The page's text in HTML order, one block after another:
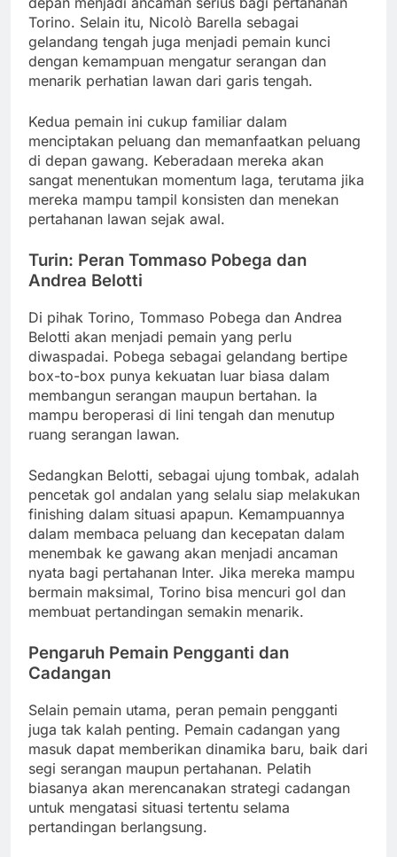
Torino. Selain itu, Nicolò Barella sebagai
gelandang tengah juga menjadi pemain kunci
dengan kemampuan mengatur serangan dan
menarik perhatian lawan dari garis tengah.
Kedua pemain ini cukup familiar dalam
menciptakan peluang dan memanfaatkan peluang
di depan gawang. Keberadaan mereka akan
sangat menentukan momentum laga, terutama jika
mereka mampu tampil konsisten dan menekan
pertahanan lawan sejak awal.
Turin: Peran Tommaso Pobega dan
Andrea Belotti
Di pihak Torino, Tommaso Pobega dan Andrea
Belotti akan menjadi pemain yang perlu
diwaspadai. Pobega sebagai gelandang bertipe
box-to-box punya kekuatan luar biasa dalam
membangun serangan maupun bertahan. Ia
mampu beroperasi di lini tengah dan menutup
ruang serangan lawan.
Sedangkan Belotti, sebagai ujung tombak, adalah
pencetak gol andalan yang selalu siap melakukan
finishing dalam situasi apapun. Kemampuannya
dalam membaca peluang dan kecepatan dalam
menembak ke gawang akan menjadi ancaman
nyata bagi pertahanan Inter. Jika mereka mampu
bermain maksimal, Torino bisa mencuri gol dan
membuat pertandingan semakin menarik.
Pengaruh Pemain Pengganti dan
Cadangan
Selain pemain utama, peran pemain pengganti
juga tak kalah penting. Pemain cadangan yang
masuk dapat memberikan dinamika baru, baik dari
segi serangan maupun pertahanan. Pelatih
biasanya akan merencanakan strategi cadangan
untuk mengatasi situasi tertentu selama
pertandingan berlangsung.